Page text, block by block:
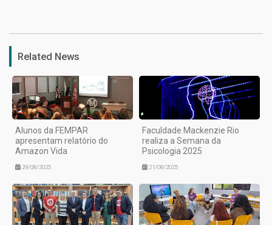
Related News
Alunos da FEMPAR
apresentam relatório do
Amazon Vida
29/08/2025
Faculdade Mackenzie Rio
realiza a Semana da
Psicologia 2025
21/08/2025